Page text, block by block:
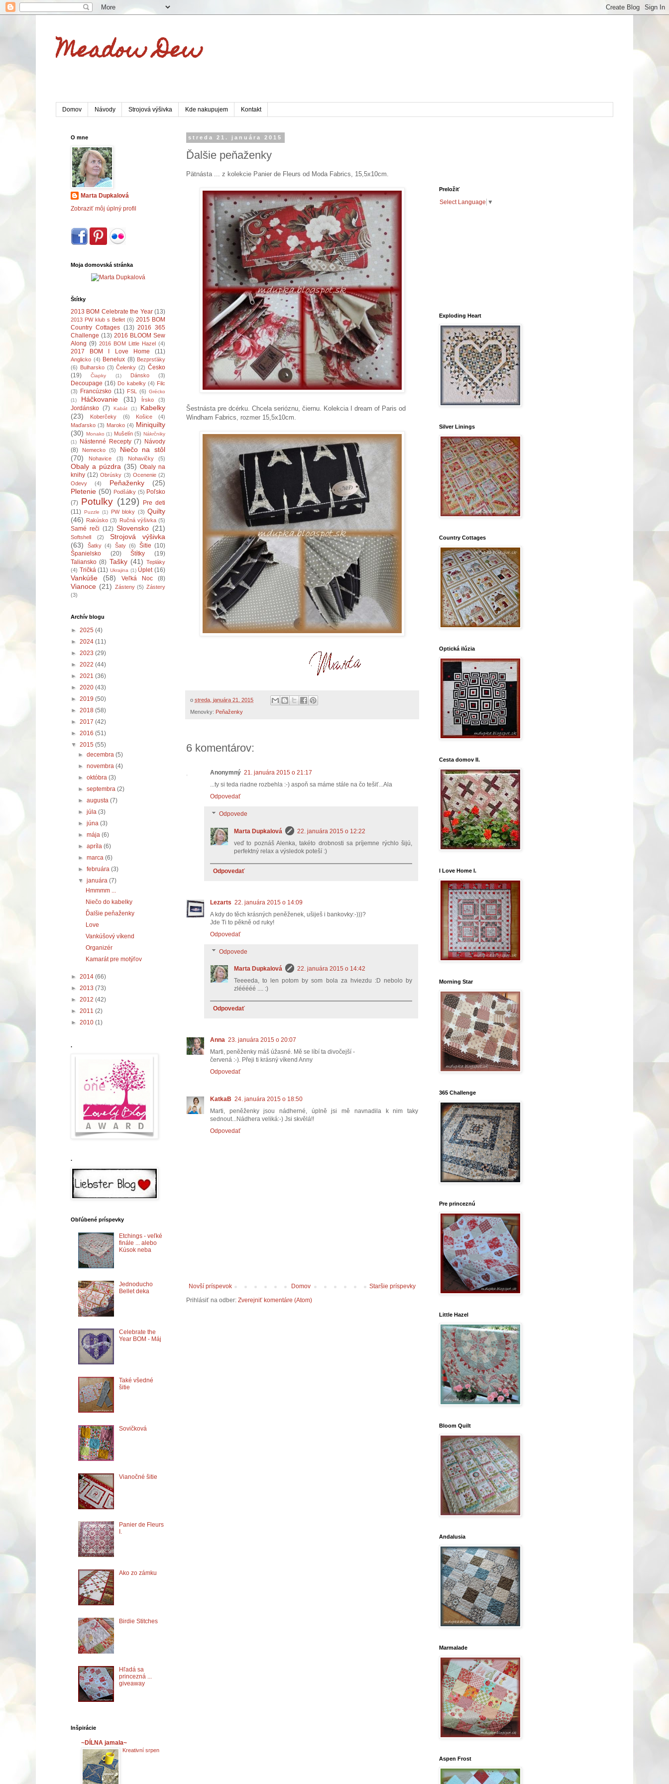
Meadow Dew
Domov Návody Strojová výšivka Kde nakupujem Kontakt
streda 21. januára 2015
Ďalšie peňaženky
Pätnásta ... z kolekcie Panier de Fleurs od Moda Fabrics, 15,5x10cm.
Šestnásta pre dcérku. Chcela serióznu, čiernu. Kolekcia I dream of Paris od
Windham Fabrics, rozmer 15,5x10cm.
o streda, januára 21, 2015
Menovky: Peňaženky
6 komentárov:
Anonymný 21. januára 2015 o 21:17
...ty si teda riadne rozbehla :-) aspoň sa máme stále na čo tešiť...Ala
Odpovedať
Odpovede
Marta Dupkalová
22. januára 2015 o 12:22
veď to poznáš Alenka, takéto drobnosti sa príjemne rýchlo šijú,
perfektný relax a výsledok poteší :)
Odpovedať
Lezarts 22. januára 2015 o 14:09
A kdy do těch krásných peněženek, ušiješ i bankovky:-)))?
Jde Ti to pěkně od ruky!
Odpovedať
Odpovede
Marta Dupkalová
22. januára 2015 o 14:42
Teeeeda, to len potom by som bola za hviezdu :D nebolo by
zlééééé .... :)
Odpovedať
Anna 23. januára 2015 o 20:07
Marti, peněženky máš úžasné. Mě se líbí ta divočejší -
červená :-). Přeji ti krásný víkend Anny
Odpovedať
KatkaB 24. januára 2015 o 18:50
Marti, peněženky jsou nádherné, úplně jsi mě navnadila k nim taky
sednout...Nádhera veliká:-) Jsi skvělá!!
Odpovedať
Novší príspevok Staršie príspevky
Domov
Prihlásiť na odber: Zverejniť komentáre (Atom)
O mne
Marta Dupkalová
Zobraziť môj úplný profil
Moja domovská stránka
Štítky
2013 BOM Celebrate the Year (13)
2013 PW klub s Bellet (6) 2015 BOM
Country Cottages (13) 2016 365
Challenge (13) 2016 BLOOM Sew
Along (9) 2016 BOM Little Hazel (4)
2017 BOM I Love Home (11)
Anglicko (4) Benelux (8) Bezprsťáky
(6)
Bulharsko (3) Čelenky (2) Česko
(19)
Čiapky (1) Dánsko (3)
Decoupage (16) Do kabelky (4) Filc
(3)
Francúzsko (11) FSL (6) Grécko
(1)
Háčkovanie (31) Írsko (3)
Jordánsko (7) Kabát (1)
Kabelky
(23)
Koberčeky (6) Košice
(4)
Maďarsko (3) Maroko (4) Miniquilty
(30)
Monako (1) Mušelín (5) Nákrčniky
(1)
Nástenné Recepty (7) Návody
(8)
Nemecko (5)
Niečo na stôl
(70)
Nohavice (3) Nohavičky (5)
Obaly a púzdra (35) Obaly na
knihy (12) Obrúsky (3) Ocenenie (2)
Odevy
(4) Peňaženky
(25)
Pletenie (50) Podšálky (5) Poľsko
(7) Potulky (129)
Pre deti
(11)
Puzzle (1) PW bloky (3) Quilty
(46)
Rakúsko (3) Ručná výšivka (5)
Samé reči (12) Slovensko (21)
Softshell (2)
Strojová výšivka
(63)
Šatky (4) Šaty (6) Šitie (10)
Španielsko
(20) Štítky
(19)
Taliansko (8) Tašky (41) Tepláky
(4) Tričká (11) Ukrajina (1) Úplet (16)
Vankúše (58) Veľká Noc (8)
Vianoce (21) Zásteny (5) Zástery
(3)
Archív blogu
► 2025 (4)
► 2024 (11)
► 2023 (29)
► 2022 (44)
► 2021 (36)
► 2020 (43)
► 2019 (50)
► 2018 (58)
► 2017 (42)
► 2016 (51)
▼ 2015 (55)
►decembra(5)
►novembra(4)
►októbra(3)
►septembra(2)
►augusta(7)
►júla(3)
►júna(3)
►mája(6)
►apríla(6)
►marca(6)
►februára(3)
▼januára(7)
Hmmmm ...
Niečo do kabelky
Ďalšie peňaženky
Love
Vankúšový víkend
Organizér
Kamarát pre motýľov
► 2014 (66)
► 2013 (73)
► 2012 (42)
► 2011 (2)
► 2010 (1)
.
.
Obľúbené príspevky
Etchings - veľké
finále ... alebo
Kúsok neba
Jednoducho
Bellet deka
Celebrate the
Year BOM - Máj
Také všedné
šitie
Sovičková
Vianočné šitie
Panier de Fleurs
I.
Ako zo zámku
Birdie Stitches
Hľadá sa
princezná ...
giveaway
Inšpirácie
~DÍLNA jamala~
Kreativní srpen
Preložiť
Select Language ▼
Exploding Heart
Silver Linings
Country Cottages
Optická ilúzia
Cesta domov II.
I Love Home I.
Morning Star
365 Challenge
Pre princeznú
Little Hazel
Bloom Quilt
Andalusia
Marmalade
Aspen Frost